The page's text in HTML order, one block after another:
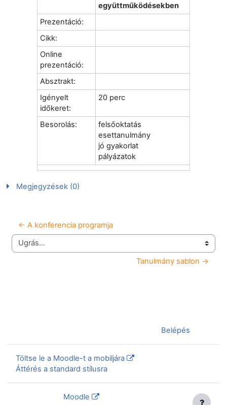
együttműködésekben
Prezentáció:
Cikk:
Online
prezentáció:
Absztrakt:
Igényelt
időkeret:
20 perc
Besorolás:
felsőoktatás
esettanulmány
jó gyakorlat
pályázatok
Megjegyzések (0)
← A konferencia programja
Ugrás...
Tanulmány sablon →
Belépés
Töltse le a Moodle-t a mobiljára
Áttérés a standard stílusra
Moodle